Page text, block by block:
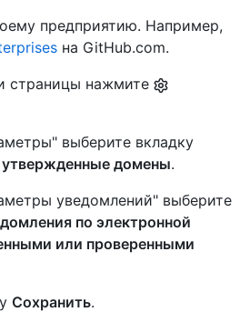
предприятию. Например,
на GitHub.com.
страницы нажмите
выберите вкладку
домены.
уведомлений" выберите
по электронной
или проверенными
Сохранить.